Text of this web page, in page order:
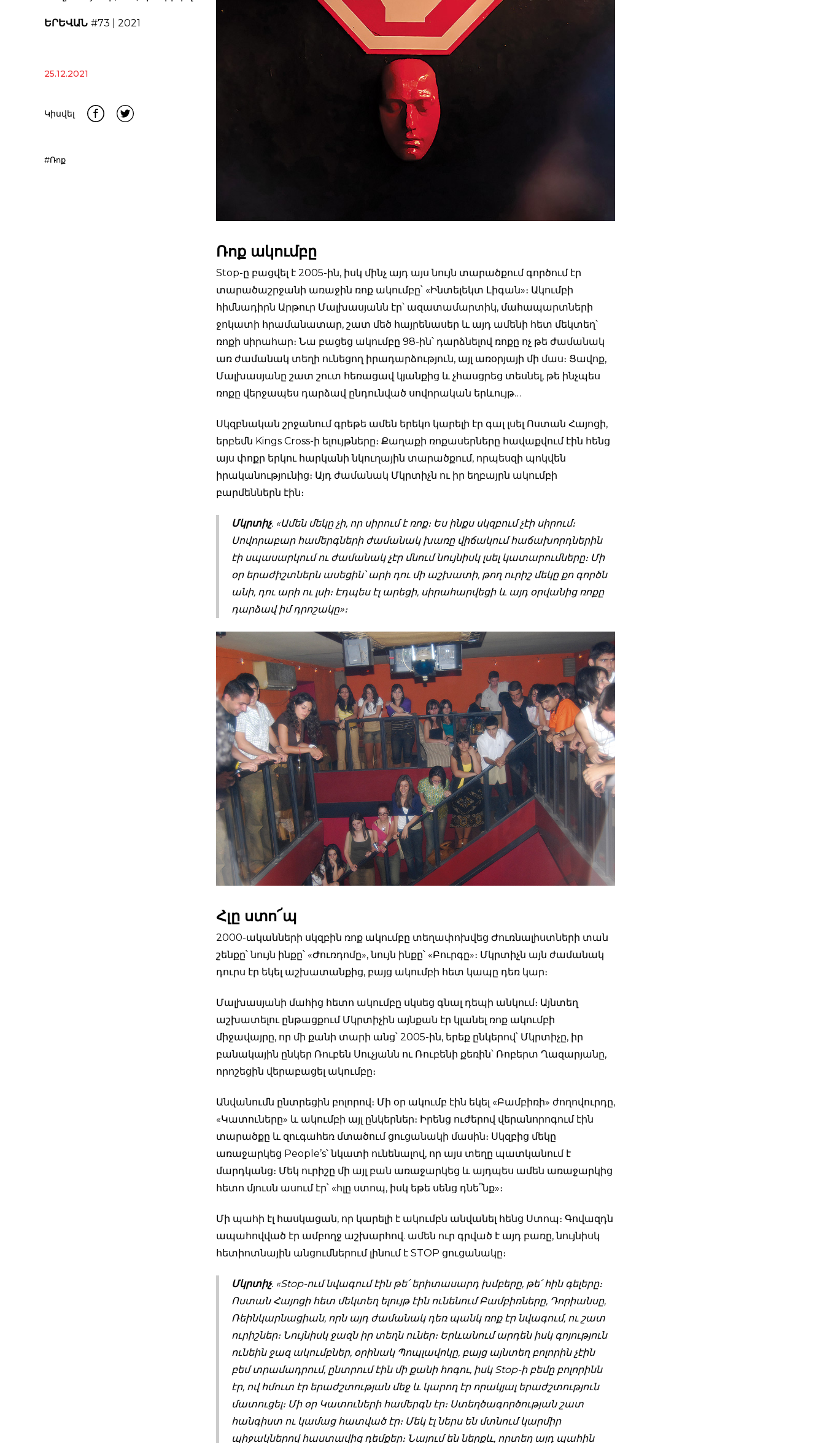
ԵՐԵՎԱՆ #73 | 2021
25.12.2021
Կիսվել
#Ռոք
Ռոք ակումբը
Stop-ը բացվել է 2005-ին, իսկ մինչ այդ այս նույն տարածքում գործում էր
տարածաշրջանի առաջին ռոք ակումբը՝ «Ինտելեկտ Լիգան»։ Ակումբի
հիմնադիրն Արթուր Մալխասյանն էր՝ ազատամարտիկ, մահապարտների
ջոկատի հրամանատար, շատ մեծ հայրենասեր և այդ ամենի հետ մեկտեղ՝
ռոքի սիրահար։ Նա բացեց ակումբը 98-ին՝ դարձնելով ռոքը ոչ թե ժամանակ
առ ժամանակ տեղի ունեցող իրադարձություն, այլ առօրյայի մի մաս։ Ցավոք,
Մալխասյանը շատ շուտ հեռացավ կյանքից և չհասցրեց տեսնել, թե ինչպես
ռոքը վերջապես դարձավ ընդունված սովորական երևույթ…
Սկզբնական շրջանում գրեթե ամեն երեկո կարելի էր գալ լսել Ոստան Հայոցի,
երբեմն Kings Cross-ի ելույթները։ Քաղաքի ռոքասերները հավաքվում էին հենց
այս փոքր երկու հարկանի նկուղային տարածքում, որպեսզի պոկվեն
իրականությունից։ Այդ ժամանակ Մկրտիչն ու իր եղբայրն ակումբի
բարմեններն էին։
Մկրտիչ. «Ամեն մեկը չի, որ սիրում է ռոք։ Ես ինքս սկզբում չէի սիրում։
Սովորաբար համերգների ժամանակ խառը վիճակում հաճախորդներին
էի սպասարկում ու ժամանակ չէր մնում նույնիսկ լսել կատարումները։ Մի
օր երաժիշտներն ասեցին՝ արի դու մի աշխատի, թող ուրիշ մեկը քո գործն
անի, դու արի ու լսի։ Էդպես էլ արեցի, սիրահարվեցի և այդ օրվանից ռոքը
դարձավ իմ դրոշակը»։
Հլը ստո՜պ
2000-ականների սկզբին ռոք ակումբը տեղափոխվեց Ժուռնալիստների տան
շենքը՝ նույն ինքը՝ «Ժուռդոմը», նույն ինքը՝ «Բուրգը»։ Մկրտիչն այն ժամանակ
դուրս էր եկել աշխատանքից, բայց ակումբի հետ կապը դեռ կար։
Մալխասյանի մահից հետո ակումբը սկսեց գնալ դեպի անկում։ Այնտեղ
աշխատելու ընթացքում Մկրտիչին այնքան էր կլանել ռոք ակումբի
միջավայրը, որ մի քանի տարի անց՝ 2005-ին, երեք ընկերով՝ Մկրտիչը, իր
բանակային ընկեր Ռուբեն Սուչյանն ու Ռուբենի քեռին՝ Ռոբերտ Ղազարյանը,
որոշեցին վերաբացել ակումբը։
Անվանումն ընտրեցին բոլորով։ Մի օր ակումբ էին եկել «Բամբիռի» ժողովուրդը,
«Կատուները» և ակումբի այլ ընկերներ։ Իրենց ուժերով վերանորոգում էին
տարածքը և զուգահեռ մտածում ցուցանակի մասին։ Սկզբից մեկը
առաջարկեց People’s՝ նկատի ունենալով, որ այս տեղը պատկանում է
մարդկանց։ Մեկ ուրիշը մի այլ բան առաջարկեց և այդպես ամեն առաջարկից
հետո մյուսն ասում էր՝ «հլը ստոպ, իսկ եթե սենց դնե՞նք»։
Մի պահի էլ հասկացան, որ կարելի է ակումբն անվանել հենց Ստոպ։ Գովազդն
ապահովված էր ամբողջ աշխարհով. ամեն ուր գրված է այդ բառը, նույնիսկ
հետիոտնային անցումներում լինում է STOP ցուցանակը։
Մկրտիչ. «Stop-ում նվագում էին թե՛ երիտասարդ խմբերը, թե՛ հին գելերը։
Ոստան Հայոցի հետ մեկտեղ ելույթ էին ունենում Բամբիռները, Դորիանսը,
Ռեինկարնացիան, որն այդ ժամանակ դեռ պանկ ռոք էր նվագում, ու շատ
ուրիշներ։ Նույնիսկ ջազն իր տեղն ուներ։ Երևանում արդեն իսկ գոյություն
ունեին ջազ ակումբներ, օրինակ Պոպլավոկը, բայց այնտեղ բոլորին չէին
բեմ տրամադրում, ընտրում էին մի քանի հոգու, իսկ Stop-ի բեմը բոլորինն
էր, ով հմուտ էր երաժշտության մեջ և կարող էր որակյալ երաժշտություն
մատուցել։ Մի օր Կատուների համերգն էր։ Ստեղծագործության շատ
հանգիստ ու կամաց հատված էր։ Մեկ էլ ներս են մտնում կարմիր
պիջակներով հաստավիզ դեմքեր։ Նայում են ներքև, որտեղ այդ պահին